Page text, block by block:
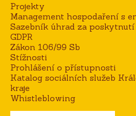
Projekty
Management hospodaření s
Sazebník úhrad za
GDPR
Zákon 106/99 Sb
Stížnosti
Prohlášení o přístupnosti
Katalog sociálních služeb
kraje
Whistleblowing